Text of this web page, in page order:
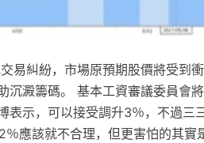
易糾紛，市場原預期股價將受到衝
沉澱籌碼。 基本工資審議委員會
示，可以接受調升3％，不過三
應該就不合理，但更害怕的其實